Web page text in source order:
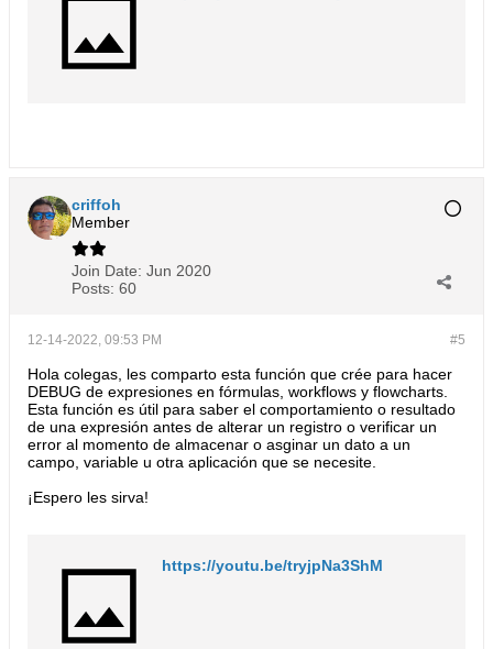
criffoh
Member
Join Date: Jun 2020
Posts: 60
#5
12-14-2022, 09:53 PM
Hola colegas, les comparto esta función que crée para hacer
DEBUG de expresiones en fórmulas, workflows y flowcharts.
Esta función es útil para saber el comportamiento o resultado
de una expresión antes de alterar un registro o verificar un
error al momento de almacenar o asginar un dato a un
campo, variable u otra aplicación que se necesite.
¡Espero les sirva!
https://youtu.be/tryjpNa3ShM​